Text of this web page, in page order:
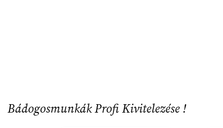
Bádogosmunkák Profi Kivitelezése !